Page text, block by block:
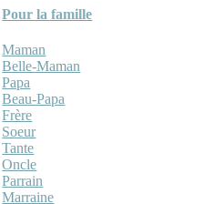
Pour la famille
Maman
Belle-Maman
Papa
Beau-Papa
Frère
Soeur
Tante
Oncle
Parrain
Marraine